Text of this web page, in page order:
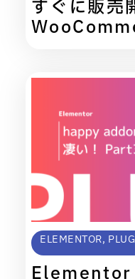
すぐに販売
ELEMENTOR,